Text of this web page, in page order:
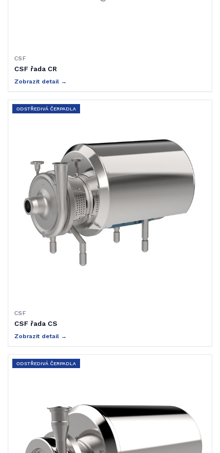
CSF
CSF řada CR
Zobrazit detail →
ODSTŘEDIVÁ ČERPADLA
CSF
CSF řada CS
Zobrazit detail →
ODSTŘEDIVÁ ČERPADLA